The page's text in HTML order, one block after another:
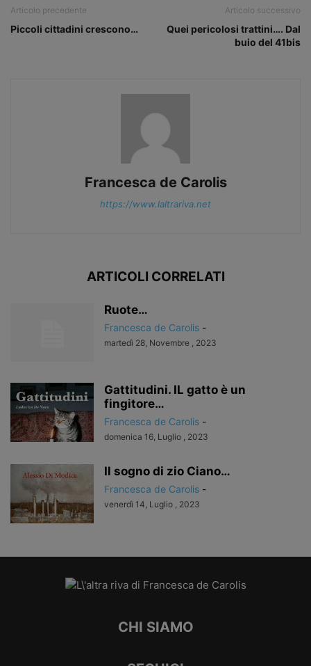
Articolo precedente
Piccoli cittadini crescono…
Articolo successivo
Quei pericolosi trattini…. Dal
buio del 41bis
Francesca de Carolis
https://www.laltrariva.net
ARTICOLI CORRELATI
Ruote…
Francesca de Carolis -
martedì 28, Novembre , 2023
Gattitudini. IL gatto è un
fingitore…
Francesca de Carolis -
domenica 16, Luglio , 2023
Il sogno di zio Ciano…
Francesca de Carolis -
venerdì 14, Luglio , 2023
CHI SIAMO